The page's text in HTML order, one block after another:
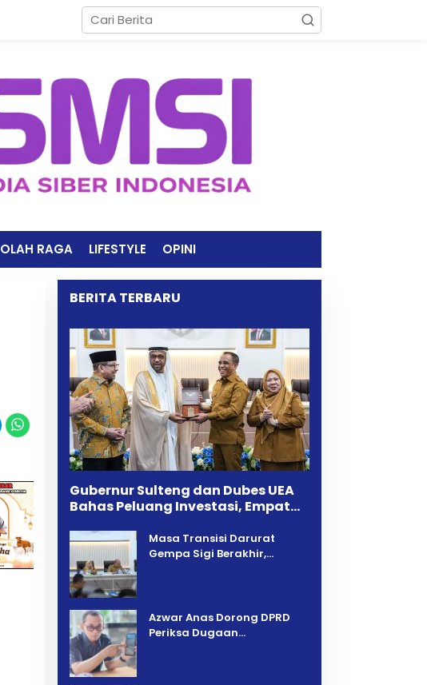
OLAH RAGA LIFESTYLE OPINI
BERITA TERBARU
Gubernur Sulteng dan Dubes UEA
Bahas Peluang Investasi, Empat
Masa Transisi Darurat
Gempa Sigi Berakhir,
Azwar Anas Dorong DPRD
Periksa Dugaan